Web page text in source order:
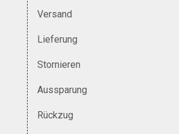
Versand
Lieferung
Stornieren
Aussparung
Rückzug